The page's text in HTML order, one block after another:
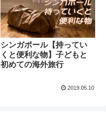
シンガポール【持ってい
くと便利な物】子どもと
初めての海外旅行
2019.05.10